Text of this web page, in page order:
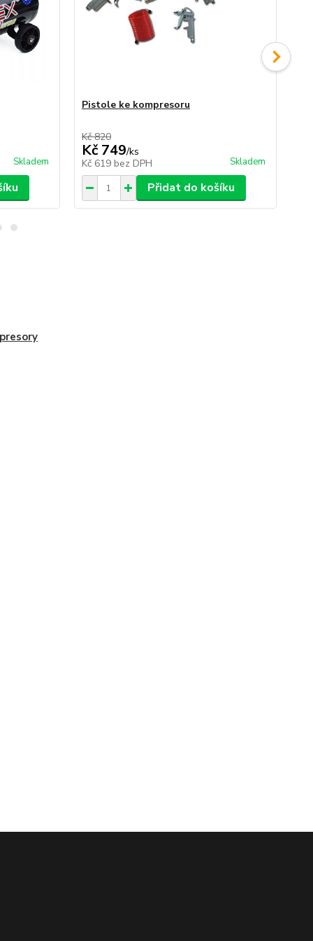
Skladem
Pistole ke kompresoru
Kč 820
Kč 749/ks
Kč 619 bez DPH Skladem
Přidat do košíku